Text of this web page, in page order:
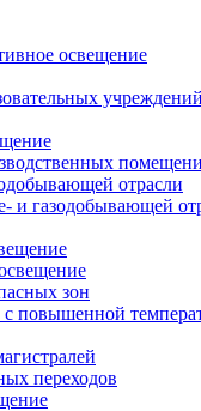
освещение
учреждений
отрасли
и газодобывающей
зон
повышенной
переходов